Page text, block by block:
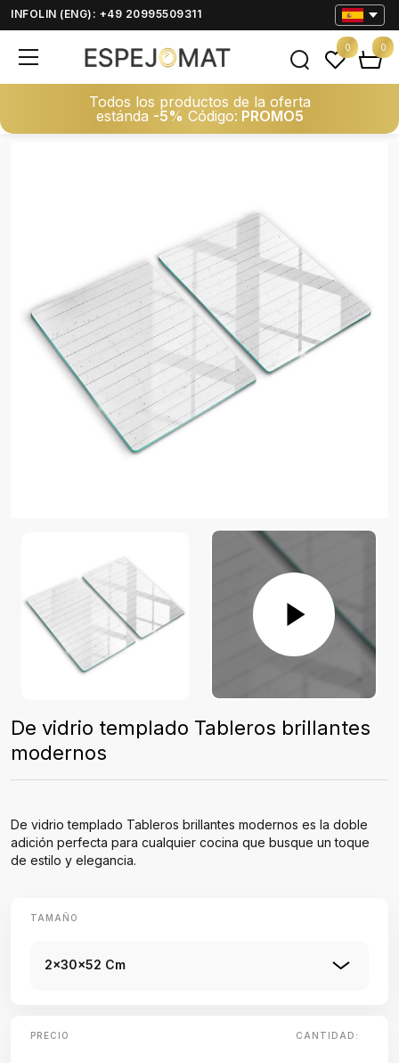
INFOLIN (ENG): +49 20995509311
Todos los productos de la oferta
estánda -5% Código: PROMO5
0 0
De vidrio templado Tableros brillantes
modernos
De vidrio templado Tableros brillantes modernos es la doble
adición perfecta para cualquier cocina que busque un toque
de estilo y elegancia.
TAMAÑO
2x30x52 Cm
PRECIO CANTIDAD: